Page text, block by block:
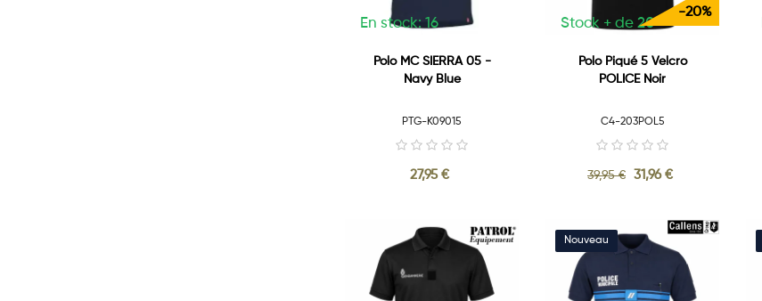
En stock: 16
Polo MC SIERRA 05 -
Navy Blue
PTG-K09015
27,95 €
Stock + de 20
-20%
Polo Piqué 5 Velcro
POLICE Noir
C4-203POL5
39,95 € 31,96 €